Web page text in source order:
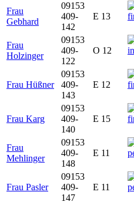
Frau
Gebhard
09153
409-
142
E 13
Frau
Holzinger
09153
409-
122
O 12
Frau Hüßner
09153
409-
143
E 12
Frau Karg
09153
409-
140
E 15
Frau
Mehlinger
09153
409-
148
E 11
Frau Pasler
09153
409-
147
E 11